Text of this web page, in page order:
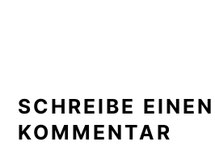
INTERACTIONS
SCHREIBE EINEN
KOMMENTAR